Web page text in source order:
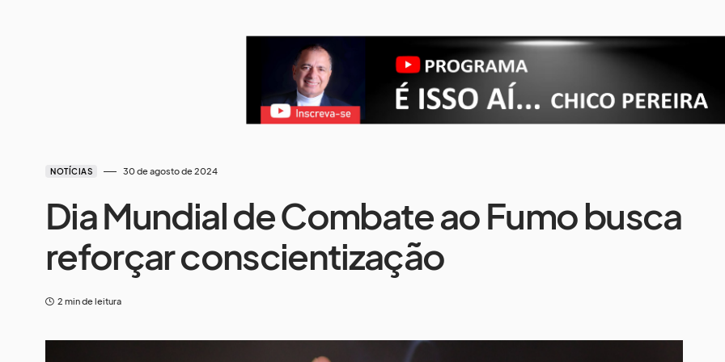
NOTÍCIAS 30 de agosto de 2024
Dia Mundial de Combate ao Fumo busca
reforçar conscientização
2 min de leitura